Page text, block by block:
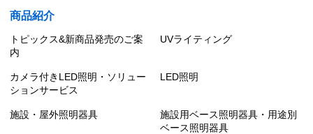
商品紹介
トピックス&新商品発売のご案
内
UVライティング
カメラ付きLED照明・ソリュー
ションサービス
LED照明
施設・屋外照明器具
施設用ベース照明器具・用途別
ベース照明器具